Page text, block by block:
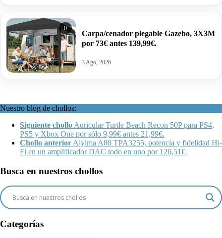
0
Carpa/cenador plegable Gazebo, 3X3M
por 73€ antes 139,99€.
3 Ago, 2026
Nuestro blog de chollos:
Siguiente chollo Auricular Turtle Beach Recon 50P para PS4,
PS5 y Xbox One por sólo 9,99€ antes 21,99€.
Chollo anterior Aiyima A80 TPA3255, potencia y fidelidad Hi-
Fi en un amplificador DAC todo en uno por 126,51€.
Busca en nuestros chollos
Categorías